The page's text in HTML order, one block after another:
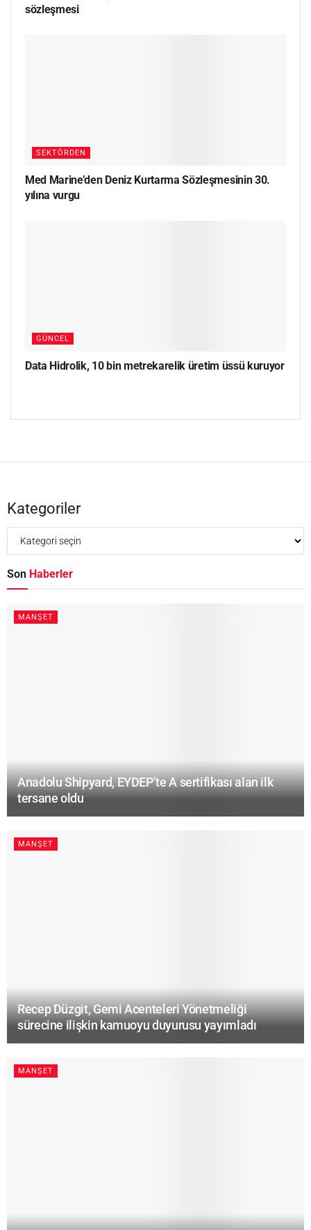
sözleşmesi
SEKTÖRDEN
Med Marine’den Deniz Kurtarma Sözleşmesinin 30.
yılına vurgu
GÜNCEL
Data Hidrolik, 10 bin metrekarelik üretim üssü kuruyor
Kategoriler
Son Haberler
MANŞET
Anadolu Shipyard, EYDEP’te A sertifikası alan ilk
tersane oldu
MANŞET
Recep Düzgit, Gemi Acenteleri Yönetmeliği
sürecine ilişkin kamuoyu duyurusu yayımladı
MANŞET